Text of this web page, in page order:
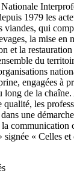
1979 les
viandes, qui
la mise en
et la
du
engagées à
long de la chaîne.
qualité, les
une
la
« Celles